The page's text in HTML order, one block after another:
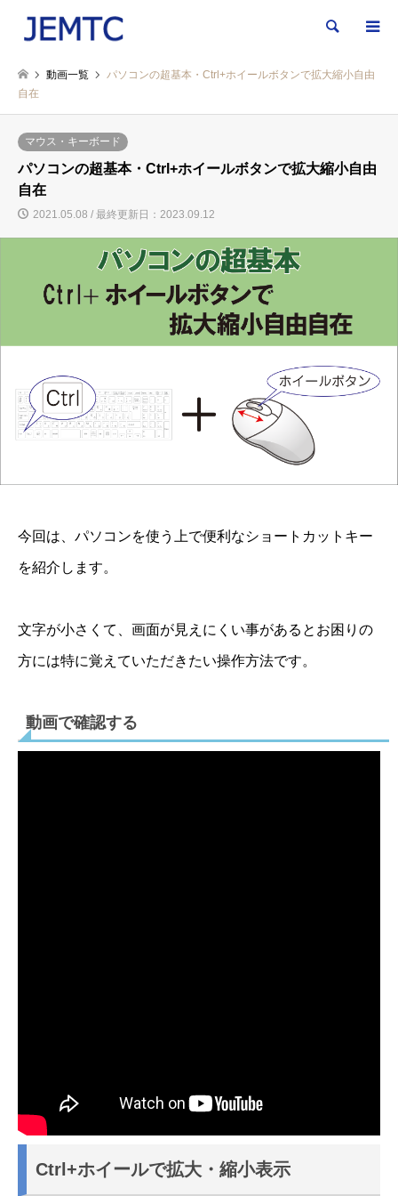
検索
動画一覧
パソコンの超基本・Ctrl+ホイールボタンで拡大縮小自由
自在
マウス・キーボード
パソコンの超基本・Ctrl+ホイールボタンで拡大縮小自由
自在
2021.05.08 / 最終更新日：2023.09.12
今回は、パソコンを使う上で便利なショートカットキー
を紹介します。
文字が小さくて、画面が見えにくい事があるとお困りの
方には特に覚えていただきたい操作方法です。
動画で確認する
Ctrl+ホイールで拡大・縮小表示